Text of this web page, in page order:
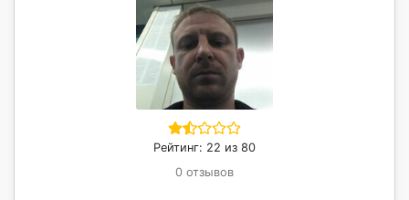
Рейтинг: 22 из 80
0 отзывов